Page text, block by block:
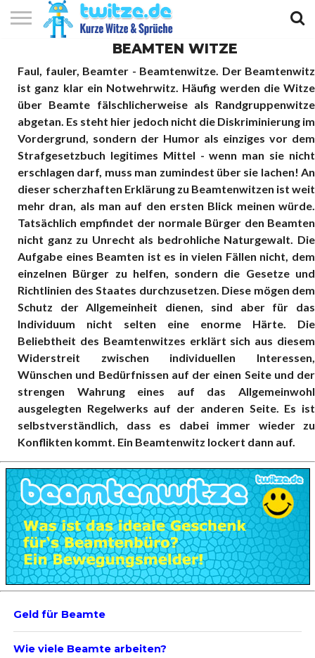
WITZE
SPRÜCHE
GEDICHTE
10
BEAMTEN WITZE
Faul, fauler, Beamter - Beamtenwitze. Der Beamtenwitz
ist ganz klar ein Notwehrwitz. Häufig werden die Witze
über Beamte fälschlicherweise als Randgruppenwitze
abgetan. Es steht hier jedoch nicht die Diskriminierung im
Vordergrund, sondern der Humor als einziges vor dem
Strafgesetzbuch legitimes Mittel - wenn man sie nicht
erschlagen darf, muss man zumindest über sie lachen! An
dieser scherzhaften Erklärung zu Beamtenwitzen ist weit
mehr dran, als man auf den ersten Blick meinen würde.
Tatsächlich empfindet der normale Bürger den Beamten
nicht ganz zu Unrecht als bedrohliche Naturgewalt. Die
Aufgabe eines Beamten ist es in vielen Fällen nicht, dem
einzelnen Bürger zu helfen, sondern die Gesetze und
Richtlinien des Staates durchzusetzen. Diese mögen dem
Schutz der Allgemeinheit dienen, sind aber für das
Individuum nicht selten eine enorme Härte. Die
Beliebtheit des Beamtenwitzes erklärt sich aus diesem
Widerstreit zwischen individuellen Interessen,
Wünschen und Bedürfnissen auf der einen Seite und der
strengen Wahrung eines auf das Allgemeinwohl
ausgelegten Regelwerks auf der anderen Seite. Es ist
selbstverständlich, dass es dabei immer wieder zu
Konflikten kommt. Ein Beamtenwitz lockert dann auf.
Geld für Beamte
Wie viele Beamte arbeiten?